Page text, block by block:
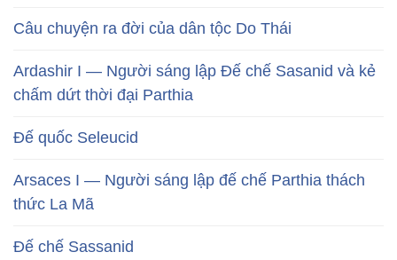
Câu chuyện ra đời của dân tộc Do Thái
Ardashir I — Người sáng lập Đế chế Sasanid và kẻ
chấm dứt thời đại Parthia
Đế quốc Seleucid
Arsaces I — Người sáng lập đế chế Parthia thách
thức La Mã
Đế chế Sassanid